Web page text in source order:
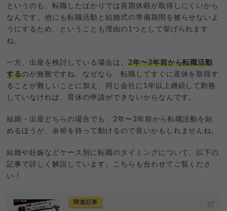
というのも、転職したばかりでは長期休暇が取得しにくいから
なんです。他にも転職活動と結婚式の準備期間を被らせないよ
うにするため、ということも理由の1つとして挙げられます
ね。
一方、出産を検討している場合は、 2年〜3年前から転職活動
するのが無難ですね。なぜなら、転職してすぐに産休を取得す
ることが難しいことに加え、同じ会社に1年以上継続して勤務
していなければ、育休の申請ができないからなんです。
結婚・出産どちらの場合でも、2年〜3年前から転職活動を始
めるほうが、余裕を持って動けるので良いかもしれませんね。
結婚や妊娠などケース別に転職のタイミングについて、以下の
記事で詳しく解説しています。こちらも合わせてご覧くださ
い！
関連記事